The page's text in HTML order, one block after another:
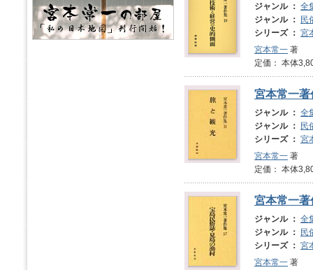
ジャンル ： 全
ジャンル ：
民
シリーズ ： 宮
宮本常一 著
定価： 本体
宮本常一
ジャンル ： 全
ジャンル ：
民
シリーズ ： 宮
宮本常一 著
定価： 本体
宮本常一
ジャンル ： 全
ジャンル ：
民
シリーズ ： 宮
宮本常一 著